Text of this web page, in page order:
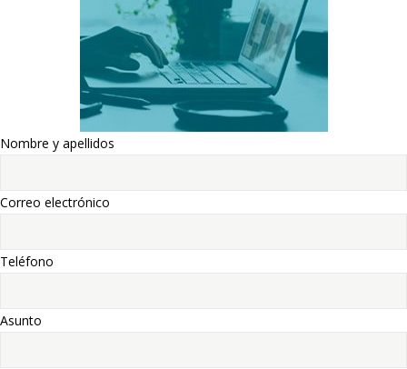
Nombre y apellidos
Correo electrónico
Teléfono
Asunto